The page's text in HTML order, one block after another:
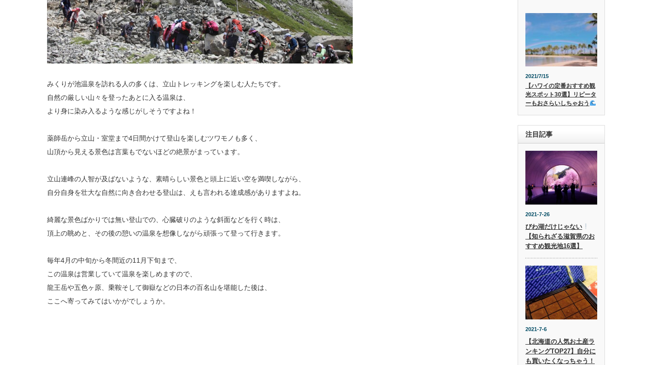
みくりが池温泉を訪れる人の多くは、立山トレッキングを楽しむ人たちです。
自然の厳しい山々を登ったあとに入る温泉は、
より身に染み入るような感じがしそうですよね！
薬師岳から立山・室堂まで4日間かけて登山を楽しむツワモノも多く、
山頂から見える景色は言葉もでないほどの絶景がまっています。
立山連峰の人智が及ばないような、素晴らしい景色と頭上に近い空を満喫しながら、
自分自身を壮大な自然に向き合わせる登山は、えも言われる達成感がありますよね。
綺麗な景色ばかりでは無い登山での、心臓破りのような斜面などを行く時は、
頂上の眺めと、その後の憩いの温泉を想像しながら頑張って登って行きます。
毎年4月の中旬から冬間近の11月下旬まで、
この温泉は営業していて温泉を楽しめますので、
龍王岳や五色ヶ原、乗鞍そして御嶽などの日本の百名山を堪能した後は、
ここへ寄ってみてはいかがでしょうか。
2021/7/15
【ハワイの定番おすすめ観
光スポット30選】リピータ
ーもおさらいしちゃおう
注目記事
2021-7-26
びわ湖だけじゃない
【知られざる滋賀県のお
すすめ観光地16選】
2021-7-6
【北海道の人気お土産ラ
ンキングTOP27】自分に
も買いたくなっちゃう！